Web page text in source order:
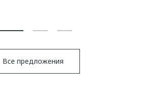
Все предложения